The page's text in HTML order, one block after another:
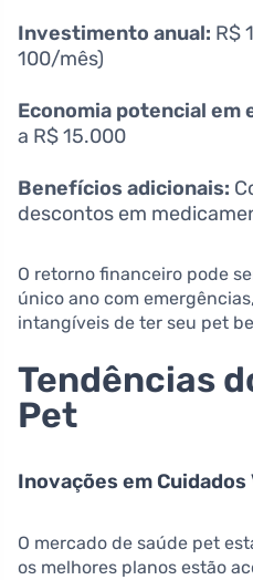
Investimento anual: R$
100/mês)
Economia potencial em
a R$ 15.000
Benefícios adicionais:
descontos em
O retorno financeiro pode
único ano com
intangíveis de ter seu pet
Tendências
Pet
Inovações em
O mercado de saúde pet
os melhores planos estão